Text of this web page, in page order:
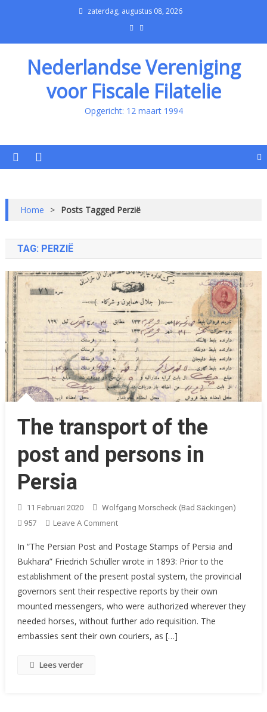
zaterdag, augustus 08, 2026
Nederlandse Vereniging
voor Fiscale Filatelie
Opgericht: 12 maart 1994
Home > Posts Tagged Perzië
TAG: PERZIË
The transport of the
post and persons in
Persia
11 Februari 2020
Wolfgang Morscheck (Bad Säckingen)
957
Leave A CommentOn
Transport
Of
The
Post
And
Persons
In
In “The Persian Post and Postage Stamps of Persia and
Bukhara” Friedrich Schüller wrote in 1893: Prior to the
establishment of the present postal system, the provincial
governors sent their respective reports by their own
mounted messengers, who were authorized wherever they
needed horses, without further ado requisition. The
embassies sent their own couriers, as […]
Lees verder